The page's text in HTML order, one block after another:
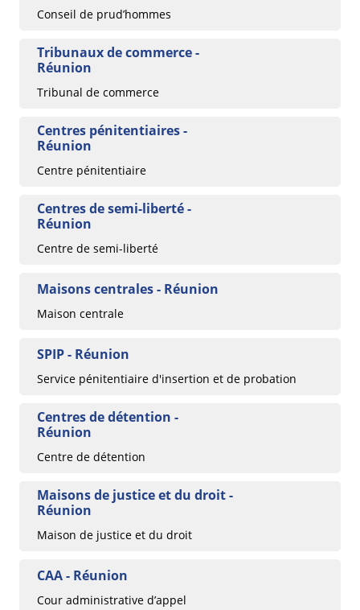
Conseil de prud’hommes
Tribunaux de commerce -
Réunion
Tribunal de commerce
Centres pénitentiaires -
Réunion
Centre pénitentiaire
Centres de semi-liberté -
Réunion
Centre de semi-liberté
Maisons centrales - Réunion
Maison centrale
SPIP - Réunion
Service pénitentiaire d'insertion et de probation
Centres de détention -
Réunion
Centre de détention
Maisons de justice et du droit -
Réunion
Maison de justice et du droit
CAA - Réunion
Cour administrative d’appel